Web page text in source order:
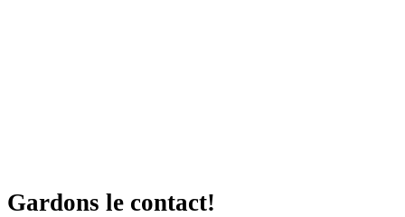
Gardons le contact!